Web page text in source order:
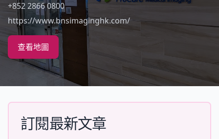
+852 2866 0800
https://www.bnsimaginghk.com/
查看地圖
訂閱最新文章